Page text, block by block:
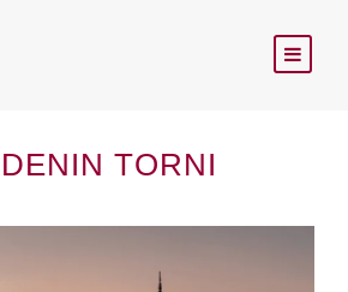
TORNI